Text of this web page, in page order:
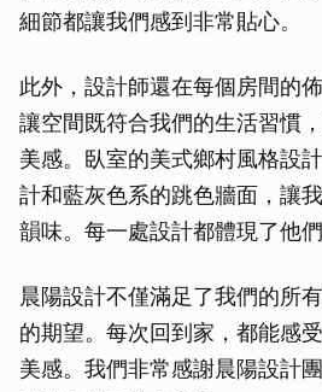
細節都讓我們感到非常貼心。
此外，設計師還在每個房間的
讓空間既符合我們的生活習慣
美感。臥室的美式鄉村風格設
計和藍灰色系的跳色牆面，讓
韻味。每一處設計都體現了他
晨陽設計不僅滿足了我們的所
的期望。每次回到家，都能感
美感。我們非常感謝晨陽設計